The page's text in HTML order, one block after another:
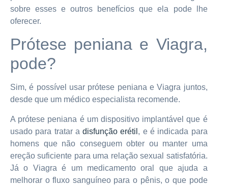
sobre esses e outros benefícios que ela pode lhe
oferecer.
Prótese peniana e Viagra,
pode?
Sim, é possível usar prótese peniana e Viagra juntos,
desde que um médico especialista recomende.
A prótese peniana é um dispositivo implantável que é
usado para tratar adisfunção erétil , e é indicada para
homens que não conseguem obter ou manter uma
ereção suficiente para uma relação sexual satisfatória.
Já o Viagra é um medicamento oral que ajuda a
melhorar o fluxo sanguíneo para o pênis, o que pode